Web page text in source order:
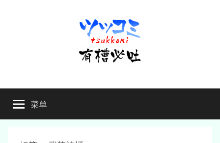
有
槽
必
槽，
毋
菜单